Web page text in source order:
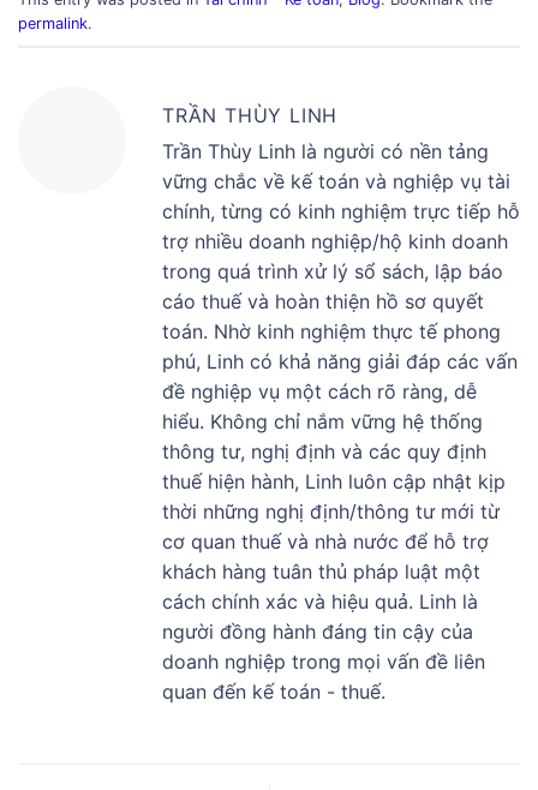
permalink.
TRẦN THÙY LINH
Trần Thùy Linh là người có nền tảng
vững chắc về kế toán và nghiệp vụ tài
chính, từng có kinh nghiệm trực tiếp hỗ
trợ nhiều doanh nghiệp/hộ kinh doanh
trong quá trình xử lý sổ sách, lập báo
cáo thuế và hoàn thiện hồ sơ quyết
toán. Nhờ kinh nghiệm thực tế phong
phú, Linh có khả năng giải đáp các vấn
đề nghiệp vụ một cách rõ ràng, dễ
hiểu. Không chỉ nắm vững hệ thống
thông tư, nghị định và các quy định
thuế hiện hành, Linh luôn cập nhật kịp
thời những nghị định/thông tư mới từ
cơ quan thuế và nhà nước để hỗ trợ
khách hàng tuân thủ pháp luật một
cách chính xác và hiệu quả. Linh là
người đồng hành đáng tin cậy của
doanh nghiệp trong mọi vấn đề liên
quan đến kế toán - thuế.